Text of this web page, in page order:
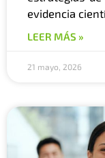
evidencia
LEER MÁS »
21 mayo, 2026